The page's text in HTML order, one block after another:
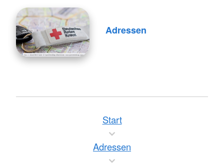
Adressen
Start
Adressen